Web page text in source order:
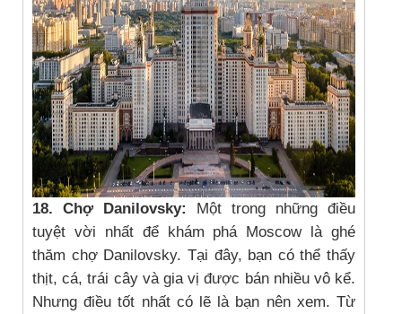
18. Chợ Danilovsky:
Một trong những điều
tuyệt vời nhất để khám phá Moscow là ghé
thăm chợ Danilovsky. Tại đây, bạn có thể thấy
thịt, cá, trái cây và gia vị được bán nhiều vô kể.
Nhưng điều tốt nhất có lẽ là bạn nên xem. Từ